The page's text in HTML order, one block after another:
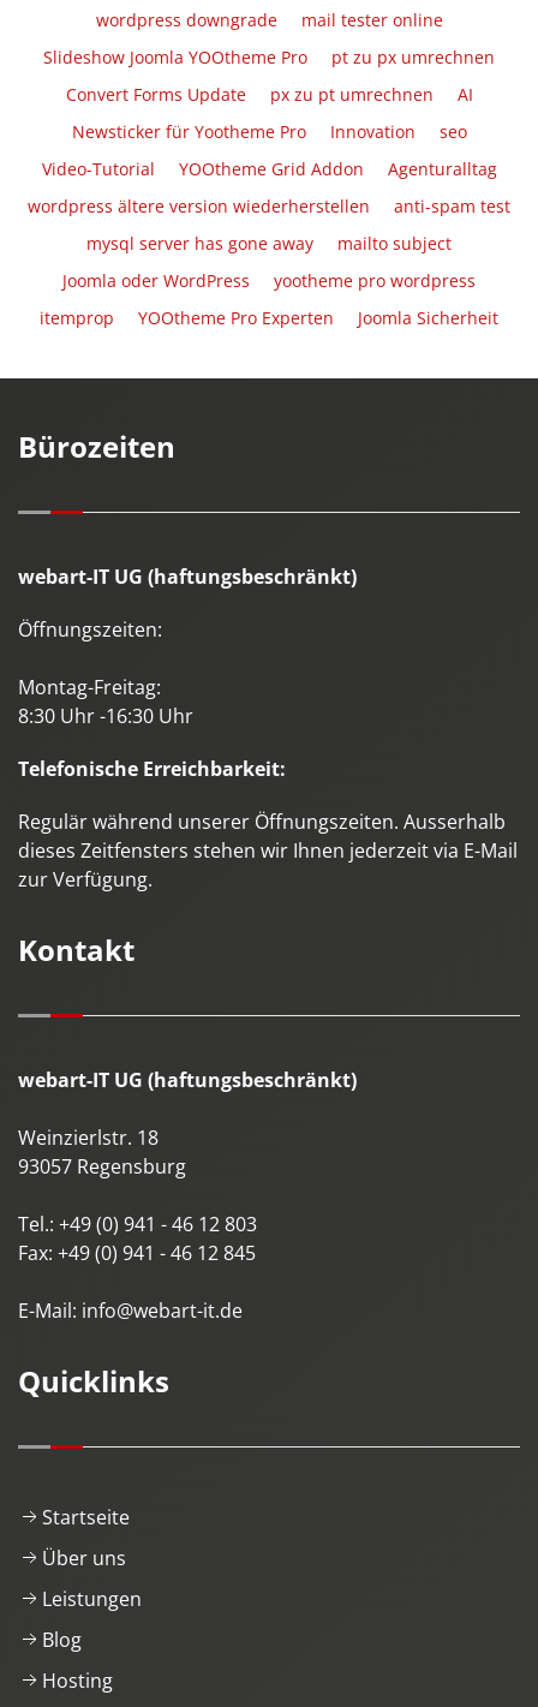
wordpress downgrade
mail tester online
Slideshow Joomla YOOtheme Pro
pt zu px umrechnen
Convert Forms Update
px zu pt umrechnen
AI
Newsticker für Yootheme Pro
Innovation
seo
Video-Tutorial
YOOtheme Grid Addon
Agenturalltag
wordpress ältere version wiederherstellen
anti-spam test
mysql server has gone away
mailto subject
Joomla oder WordPress
yootheme pro wordpress
itemprop
YOOtheme Pro Experten Joomla Sicherheit
Bürozeiten
webart-IT UG (haftungsbeschränkt)
Öffnungszeiten:
Montag-Freitag:
8:30 Uhr -16:30 Uhr
Telefonische Erreichbarkeit:
Regulär während unserer Öffnungszeiten. Ausserhalb
dieses Zeitfensters stehen wir Ihnen jederzeit via E-Mail
zur Verfügung.
Kontakt
webart-IT UG (haftungsbeschränkt)
Weinzierlstr. 18
93057 Regensburg
Tel.: +49 (0) 941 - 46 12 803
Fax: +49 (0) 941 - 46 12 845
E-Mail: info@webart-it.de
Quicklinks
Startseite
Über uns
Leistungen
Blog
Hosting